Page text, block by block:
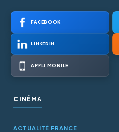
FACEBOOK
LINKEDIN
APPLI MOBILE
CINÉMA
ACTUALITÉ FRANCE